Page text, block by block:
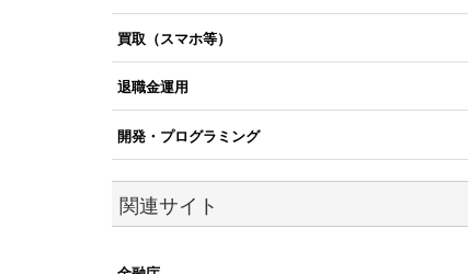
買取（スマホ等）
退職金運用
開発・プログラミング
関連サイト